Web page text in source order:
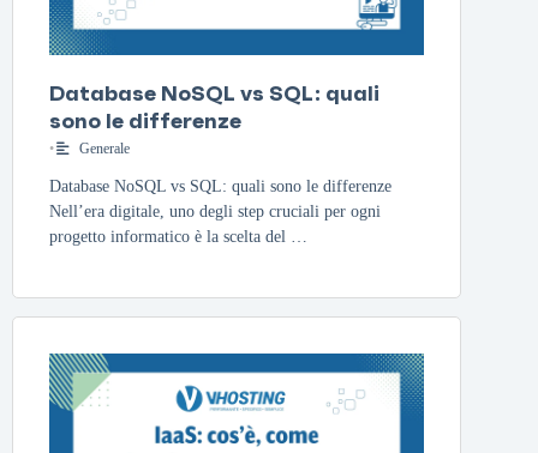
Database NoSQL vs SQL: quali
sono le differenze
• Generale
Database NoSQL vs SQL: quali sono le differenze
Nell’era digitale, uno degli step cruciali per ogni
progetto informatico è la scelta del …